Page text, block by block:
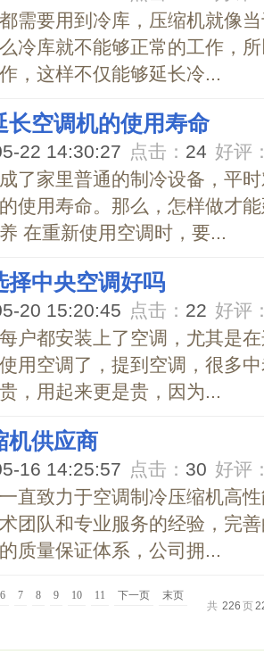
需要用到冷库，压缩机就像
冷库就不能够正常的工作，
，这样不仅能够延长冷...
长空调机的使用寿命
22 14:30:27 点击： 24 好评
了家里普通的制冷设备，平
使用寿命。那么，怎样做才
在重新使用空调时，要...
择中央空调好吗
20 15:20:45 点击： 22 好评
户都安装上了空调，尤其是
用空调了，提到空调，很多
，用起来更是贵，因为...
机供应商
16 14:25:57 点击： 30 好评
直致力于空调制冷压缩机高
团队和专业服务的经验，完
质量保证体系，公司拥...
共 226 页
6 7 8 9 10 11 下一页 末页